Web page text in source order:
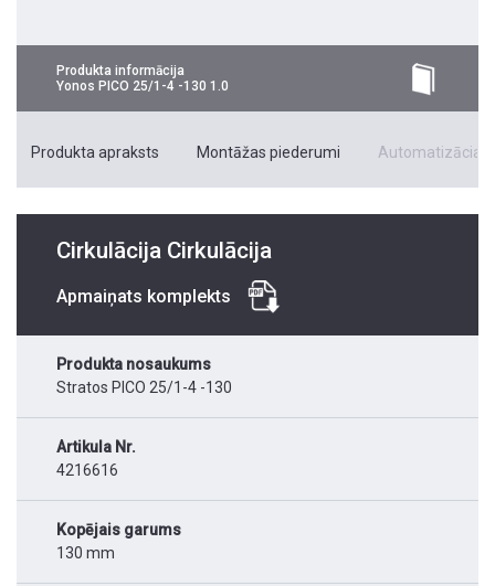
Produkta informācija
Yonos PICO 25/1-4 -130 1.0
Produkta apraksts Montāžas piederumi Automatizācias
Cirkulācija Cirkulācija
Apmaiņats komplekts
Produkta nosaukums
Stratos PICO 25/1-4 -130
Artikula Nr.
4216616
Kopējais garums
130 mm